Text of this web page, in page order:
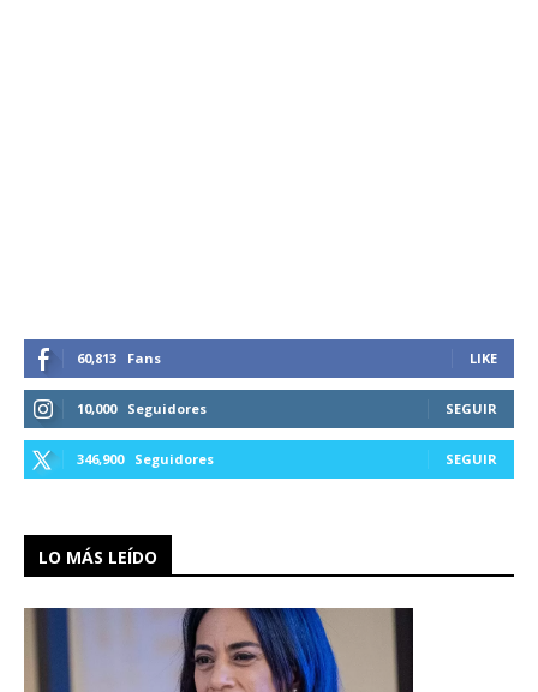
60,813 Fans LIKE
10,000 Seguidores SEGUIR
346,900 Seguidores SEGUIR
LO MÁS LEÍDO